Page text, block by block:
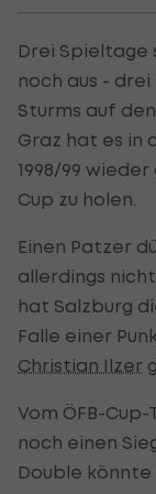
Drei Spieltage
noch aus -
Sturms auf
Graz hat es in
1998/99
Cup zu holen.
Einen Patzer
allerdings
hat Salzburg
Falle einer
Christian Ilzer
Vom ÖFB-
noch einen
Double